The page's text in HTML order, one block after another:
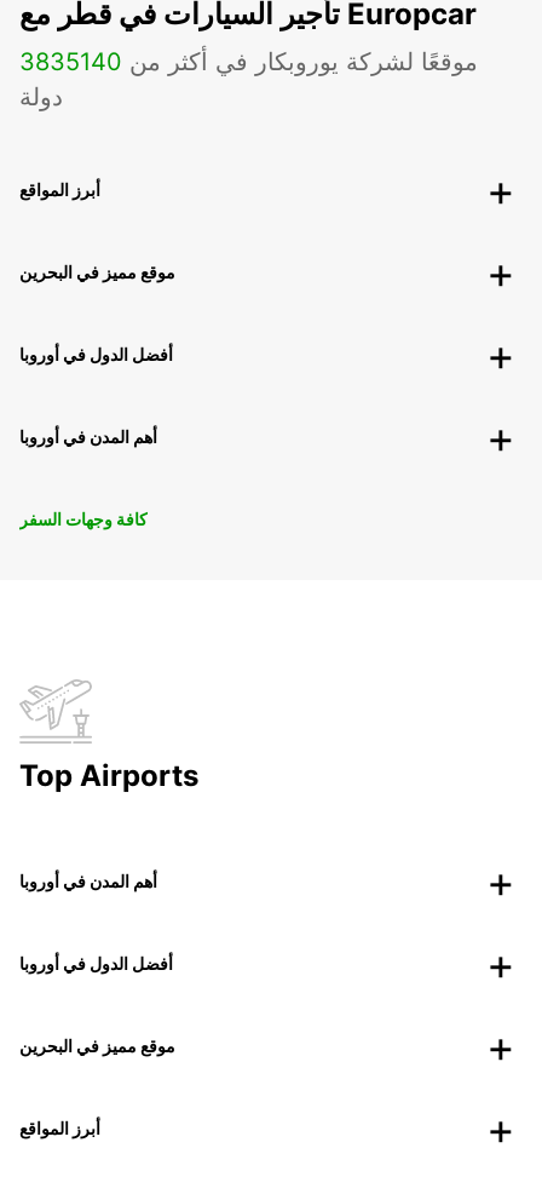
تأجير السيارات في قطر مع Europcar
3835 موقعًا لشركة يوروبكار في أكثر من 140
دولة
أبرز المواقع
موقع مميز في البحرين
أفضل الدول في أوروبا
أهم المدن في أوروبا
كافة وجهات السفر
Top Airports
أهم المدن في أوروبا
أفضل الدول في أوروبا
موقع مميز في البحرين
أبرز المواقع